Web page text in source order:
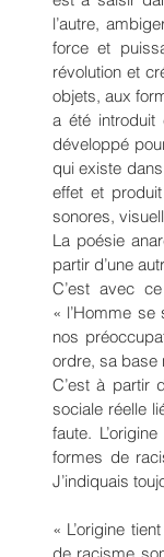
l’autre,
force et
révolution et
objets, aux
a été introduit
développé
qui existe
effet et
sonores,
La poésie
partir d’une
C’est avec
« l’Homme
nos
ordre, sa base
C’est à partir
sociale réelle
faute.
formes de
J’indiquais
« L’origine